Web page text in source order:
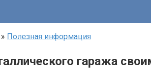
» Полезная информация
гаража